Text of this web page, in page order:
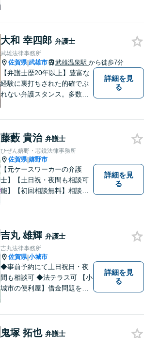
なリーガルサービスを提供い
たします。
大和 幸四郎 弁護士
武雄法律事務所
佐賀県|武雄市 武雄温泉駅 から徒歩7分
【弁護士歴20年以上】豊富な
経験に裏打ちされた的確でぶ
れない弁護スタンス。多数の
法書士などとも連携しワンス
トップで解決。難事件には他
弁護士と協力も。元調停委
員。
詳細を見
る
藤藪 貴治 弁護士
ひぜん嬉野・芯鋭法律事務所
佐賀県|嬉野市
【元ケースワーカーの弁護
士】【土日祝・夜間も相談可
能】【初回相談無料】相談者
題／交通事故／債務整理／労
働問題など幅広く対応可能で
す。
詳細を見
る
吉丸 雄輝 弁護士
吉丸法律事務所
佐賀県|小城市
◆事前予約にて土日祝日・夜
間も相談可 ◆法テラス可 【小
城市の便利屋】借金問題を中
詳細を見
る
鬼塚 拓也 弁護士